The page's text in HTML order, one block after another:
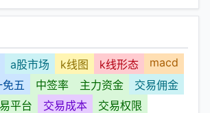
a股市场 k线图 k线形态
macd
免五 中签率 主力资金
交易佣金
平台 交易成本
交易权限